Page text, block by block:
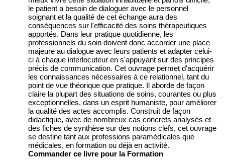
le patient a besoin de dialoguer avec le personnel
soignant et la qualité de cet échange aura des
conséquences sur l'efficacité des soins thérapeutiques
apportés. Dans leur pratique quotidienne, les
professionnels du soin doivent donc accorder une place
majeure au dialogue avec leurs patients et adapter celui-
ci à chaque interlocuteur en s'appuyant sur des principes
précis de communication. Cet ouvrage permet d'acquérir
les connaissances nécessaires à ce relationnel, tant du
point de vue théorique que pratique. Il aborde de façon
claire la plupart des situations de soins, courantes ou plus
exceptionnelles, dans un esprit humaniste, pour améliorer
la qualité des actes accomplis. Construit de façon
didactique, avec de nombreux cas concrets analysés et
des fiches de synthèse sur des notions clefs, cet ouvrage
se destine tant aux professions paramédicales que
médicales, en formation ou déjà en activité.
Commander ce livre pour la Formation